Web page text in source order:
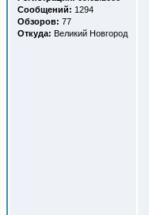
Сообщений: 1294
Обзоров: 77
Откуда: Великий Новгород